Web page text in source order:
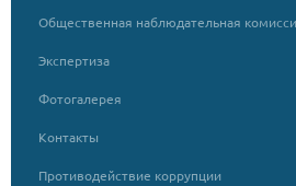
Общественная наблюдательная
Экспертиза
Фотогалерея
Контакты
Противодействие коррупции